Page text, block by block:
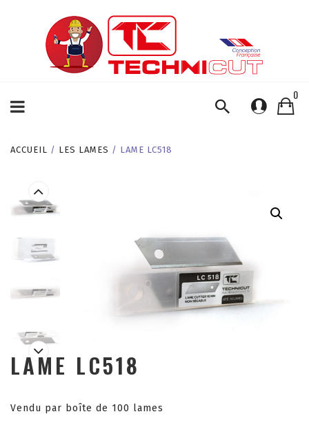
0
ACCUEIL / LES LAMES / LAME LC518
LAME LC518
Vendu par boîte de 100 lames